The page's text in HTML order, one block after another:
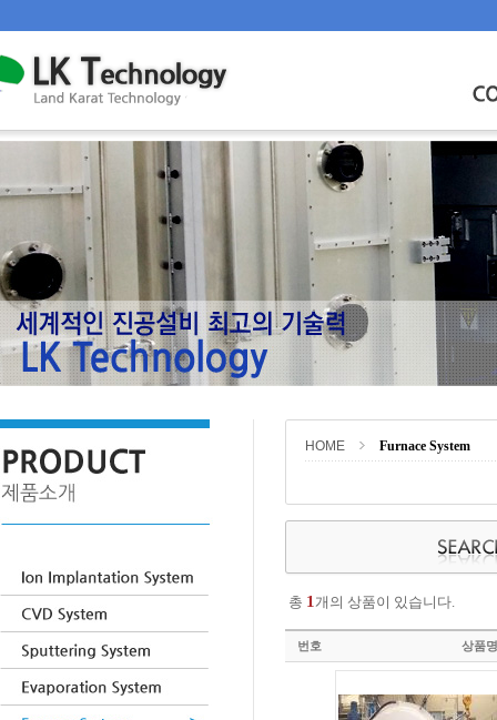
HOME Furnace System
총 1 개의 상품이 있습니다.
번호 상품명